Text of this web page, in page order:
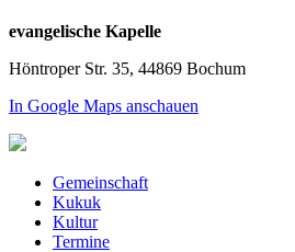
evangelische Kapelle
Höntroper Str. 35, 44869 Bochum
In Google Maps anschauen
Gemeinschaft
Kukuk
Kultur
Termine